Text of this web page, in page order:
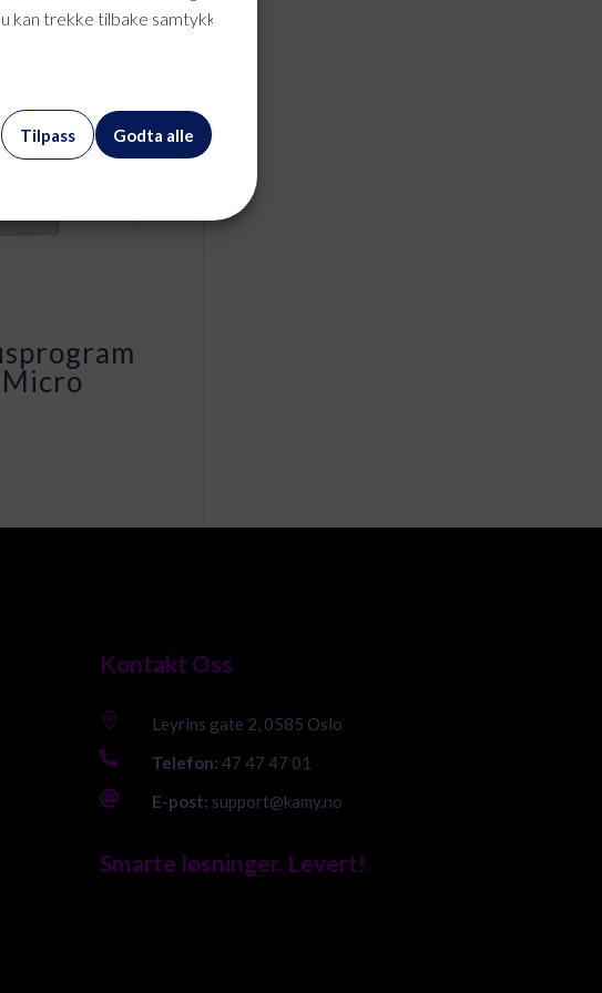
kan trekke tilbake samtykke når
Godta alle
Tilpass
Kontakt Oss
 Leyrins gate 2, 0585 Oslo
 Telefon: 47 47 47 01

E-post: support@kamy.no
Smarte løsninger. Levert!